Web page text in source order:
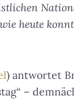
heute
) antwortet
–